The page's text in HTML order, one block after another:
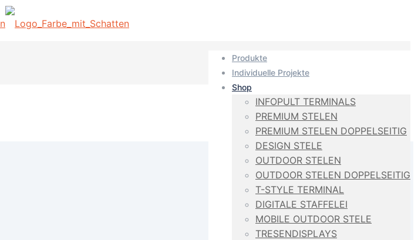
Produkte
Individuelle Projekte
Shop
INFOPULT TERMINALS
PREMIUM STELEN
PREMIUM STELEN DOPPELSEITIG
DESIGN STELE
OUTDOOR STELEN
OUTDOOR STELEN DOPPELSEITIG
T-STYLE TERMINAL
DIGITALE STAFFELEI
MOBILE OUTDOOR STELE
TRESENDISPLAYS